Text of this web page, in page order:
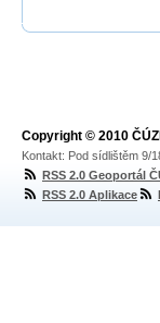
Copyright © 2010
Kontakt: Pod sídlištěm 9/
RSS 2.0 Geoportál
RSS 2.0 Aplikace